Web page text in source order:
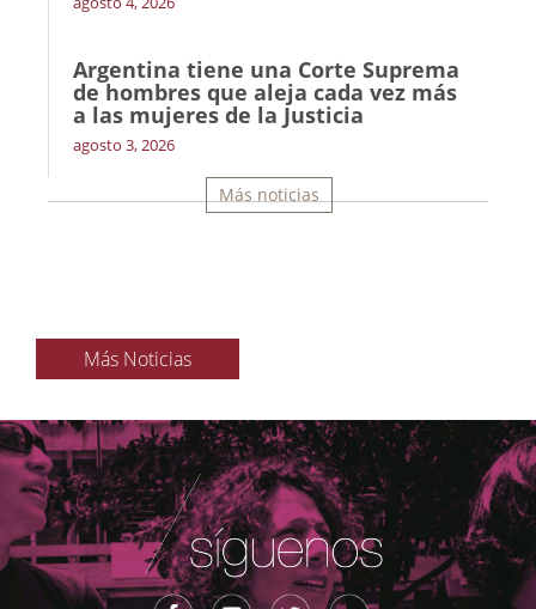
Argentina tiene una Corte Suprema
de hombres que aleja cada vez más
a las mujeres de la Justicia
agosto 3, 2026
Más noticias
Más Noticias